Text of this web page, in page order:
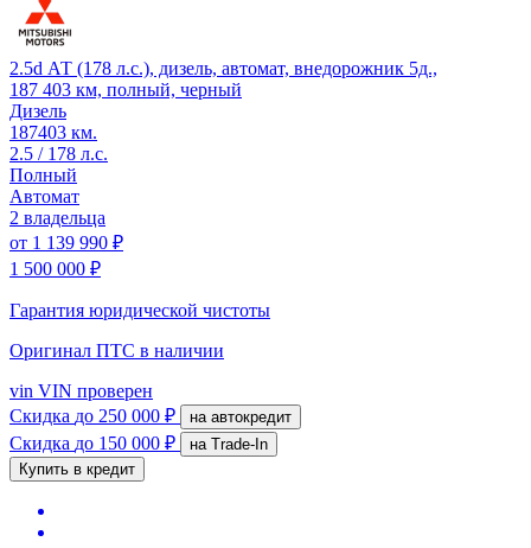
2.5d АТ (178 л.с.), дизель, автомат, внедорожник 5д.,
187 403 км, полный, черный
Дизель
187403 км.
2.5 / 178 л.с.
Полный
Автомат
2 владельца
от 1 139 990 ₽
1 500 000 ₽
Гарантия юридической чистоты
Оригинал ПТС в наличии
vin VIN проверен
Скидка до 250 000 ₽ на автокредит
Скидка до 150 000 ₽
на Trade-In
Купить в кредит